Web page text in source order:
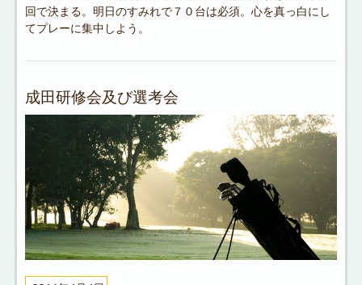
回で決まる。明日のすみれで７０台は必須。心を真っ白にし
てプレーに集中しよう。
成田研修会及び選考会